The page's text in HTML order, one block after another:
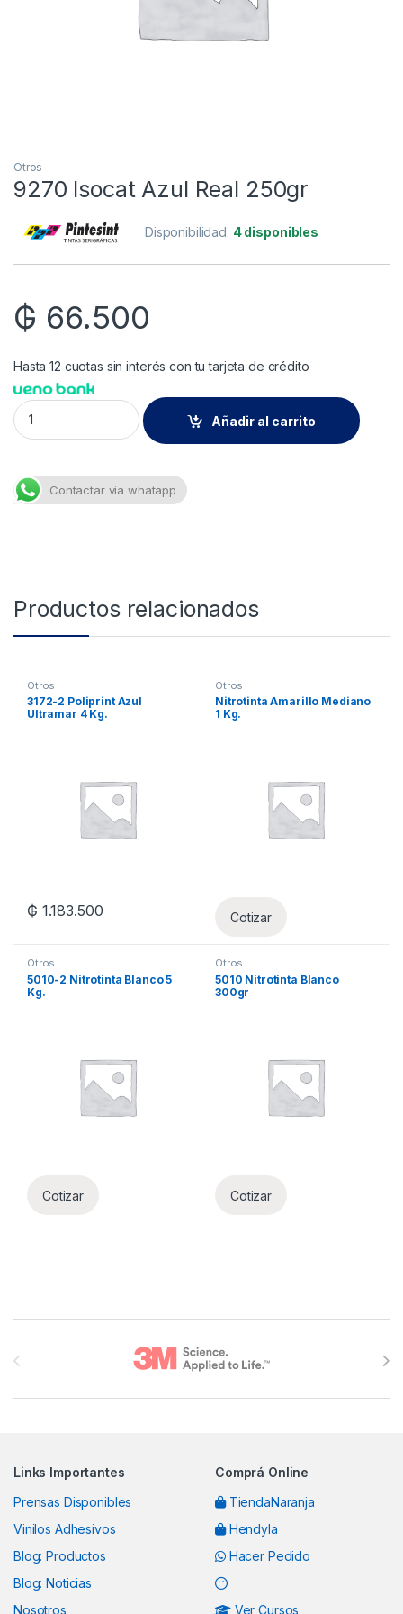
Otros
9270 Isocat Azul Real 250gr
Disponibilidad: 4 disponibles
₲ 66.500
Hasta 12 cuotas sin interés con tu tarjeta de crédito
9270 Isocat Azul Real 250gr quantity
Añadir al carrito
Contactar via whatapp
Productos relacionados
Otros
3172-2 Poliprint Azul
Ultramar 4 Kg.
₲ 1.183.500
Otros
Nitrotinta Amarillo Mediano
1 Kg.
Cotizar
Otros
5010-2 Nitrotinta Blanco 5
Kg.
Cotizar
Otros
5010 Nitrotinta Blanco
300gr
Cotizar
Links Importantes
Prensas Disponibles
Vinilos Adhesivos
Blog: Productos
Blog: Noticias
Nosotros
Comprá Online
TiendaNaranja
Hendyla
Hacer Pedido
Ver Cursos